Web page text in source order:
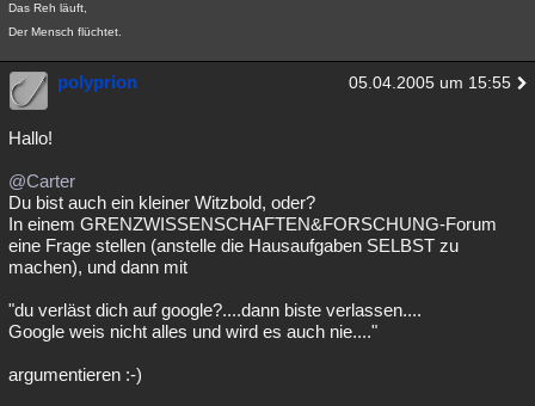
Das Reh läuft,
Der Mensch flüchtet.
polyprion 05.04.2005 um 15:55
Hallo!
@Carter
Du bist auch ein kleiner Witzbold, oder?
In einem GRENZWISSENSCHAFTEN&FORSCHUNG-Forum
eine Frage stellen (anstelle die Hausaufgaben SELBST zu
machen), und dann mit
"du verläst dich auf google?....dann biste verlassen....
Google weis nicht alles und wird es auch nie...."
argumentieren :-)